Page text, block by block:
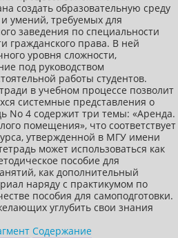
создать образовательную среду
умений, требуемых для
заведения по специальности
гражданского права. В ней
уровня сложности,
под руководством
работы студентов.
в учебном процессе позволит
системные представления о
No 4 содержит три темы: «Аренда.
помещения», что соответствует
утвержденной в МГУ имени
может использоваться как
пособие для
как дополнительный
наряду с практикумом по
пособия для самоподготовки.
углубить свои знания
Содержание